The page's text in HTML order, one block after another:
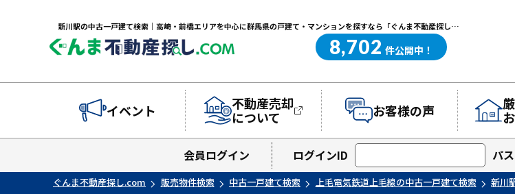
新川駅の中古一戸建て検索｜高崎・前橋エリアを中心に群馬県の戸建て・マンションを探すなら「ぐんま不動産探し.com」
ぐんま不動産探し.com
8,702 件公開中！
イベント
不動産売却
について
お客様の声
会員ログイン ログインID パ
ぐんま不動産探し.com 販売物件検索 中古一戸建て検索 上毛電気鉄道上毛線の中古一戸建て検索 新川